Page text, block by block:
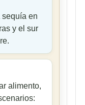
sequía en
y el sur
alimento,